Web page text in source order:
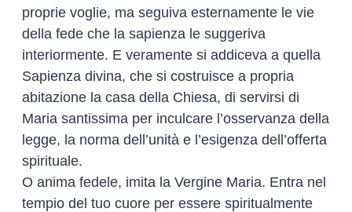
proprie voglie, ma seguiva esternamente le vie
della fede che la sapienza le suggeriva
interiormente. E veramente si addiceva a quella
Sapienza divina, che si costruisce a propria
abitazione la casa della Chiesa, di servirsi di
Maria santissima per inculcare l’osservanza della
legge, la norma dell’unità e l’esigenza dell’offerta
spirituale.
O anima fedele, imita la Vergine Maria. Entra nel
tempio del tuo cuore per essere spiritualmente